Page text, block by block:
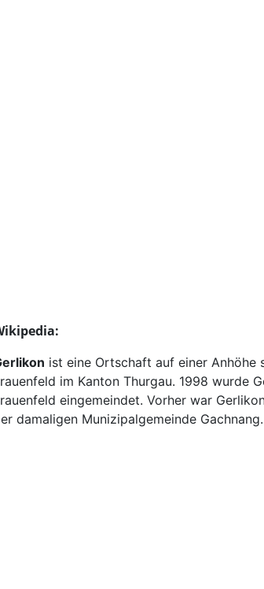
ist eine Ortschaft auf einer Anhöhe
im Kanton Thurgau. 1998 wurde
eingemeindet. Vorher war
damaligen Munizipalgemeinde Gachnang.